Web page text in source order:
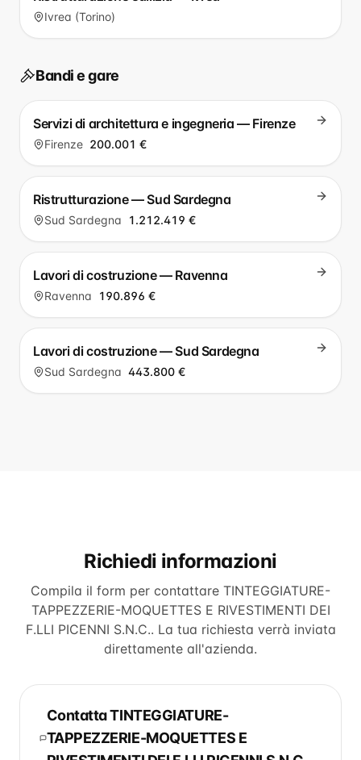
Ivrea (Torino)
Bandi e gare
Servizi di architettura e ingegneria — Firenze
Firenze 200.001 €
Ristrutturazione — Sud Sardegna
Sud Sardegna 1.212.419 €
Lavori di costruzione — Ravenna
Ravenna 190.896 €
Lavori di costruzione — Sud Sardegna
Sud Sardegna 443.800 €
Richiedi informazioni
Compila il form per contattare TINTEGGIATURE-
TAPPEZZERIE-MOQUETTES E RIVESTIMENTI DEI
F.LLI PICENNI S.N.C.. La tua richiesta verrà inviata
direttamente all'azienda.
ContattaTINTEGGIATURE-
TAPPEZZERIE-MOQUETTES E